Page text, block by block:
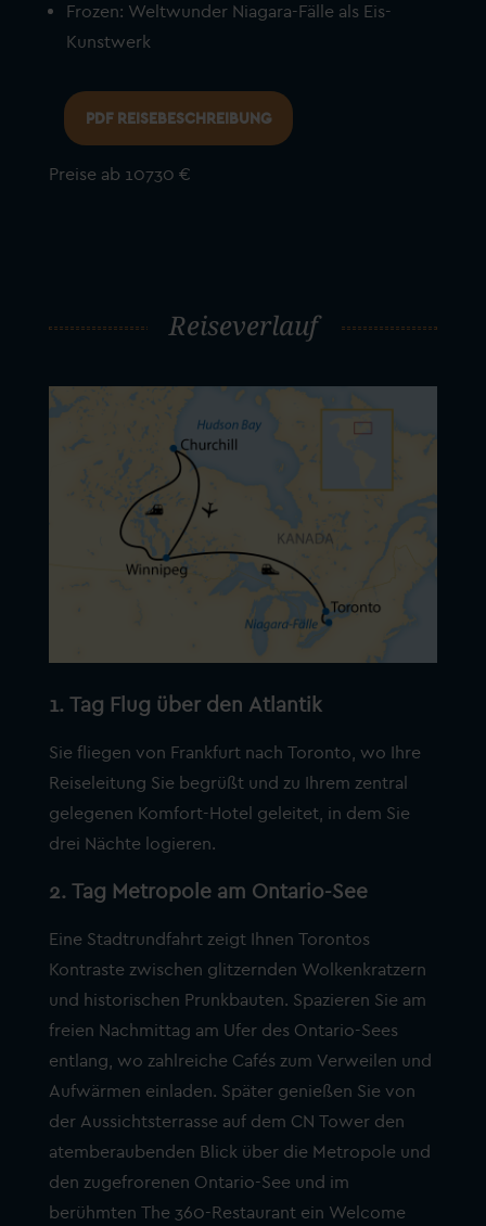
Frozen: Weltwunder Niagara-Fälle als Eis-
Kunstwerk
PDF REISEBESCHREIBUNG
Preise ab 10730 €
Reiseverlauf
1. Tag Flug über den Atlantik
Sie fliegen von Frankfurt nach Toronto, wo Ihre
Reiseleitung Sie begrüßt und zu Ihrem zentral
gelegenen Komfort-Hotel geleitet, in dem Sie
drei Nächte logieren.
2. Tag Metropole am Ontario-See
Eine Stadtrundfahrt zeigt Ihnen Torontos
Kontraste zwischen glitzernden Wolkenkratzern
und historischen Prunkbauten. Spazieren Sie am
freien Nachmittag am Ufer des Ontario-Sees
entlang, wo zahlreiche Cafés zum Verweilen und
Aufwärmen einladen. Später genießen Sie von
der Aussichtsterrasse auf dem CN Tower den
atemberaubenden Blick über die Metropole und
den zugefrorenen Ontario-See und im
berühmten The 360-Restaurant ein Welcome